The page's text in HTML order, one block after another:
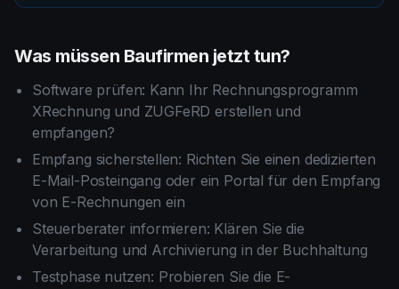
Was müssen Baufirmen jetzt tun?
Software prüfen: Kann Ihr Rechnungsprogramm
XRechnung und ZUGFeRD erstellen und
empfangen?
Empfang sicherstellen: Richten Sie einen dedizierten
E-Mail-Posteingang oder ein Portal für den Empfang
von E-Rechnungen ein
Steuerberater informieren: Klären Sie die
Verarbeitung und Archivierung in der Buchhaltung
Testphase nutzen: Probieren Sie die E-